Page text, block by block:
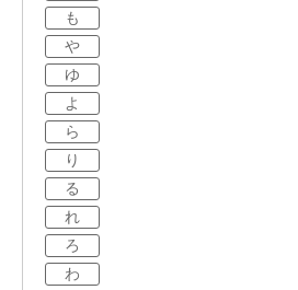
も
や
ゆ
よ
ら
り
る
れ
ろ
わ